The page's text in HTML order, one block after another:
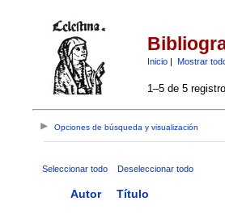
Inicio| Mostrar
1–5 de 5
Opciones de búsqueda y visualización
Seleccionar todo Deseleccionar todo
Autor Título